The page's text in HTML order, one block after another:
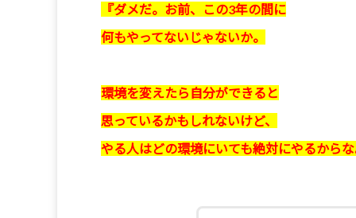
『ダメだ。お前、この3年の間に
何もやってないじゃないか。
環境を変えたら自分ができると
思っているかもしれないけど、
やる人はどの環境にいても絶対にやるから